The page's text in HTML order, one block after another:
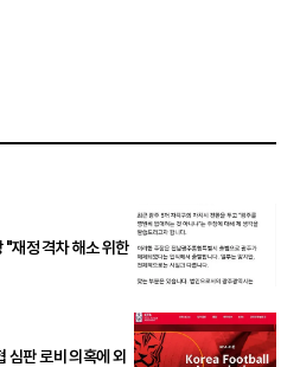
재정 격차 해소 위한
심판 로비 의혹에 외